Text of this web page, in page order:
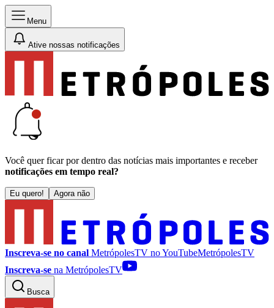
Menu
Ative nossas notificações
Você quer ficar por dentro das notícias mais importantes e receber
notificações em tempo real?
Eu quero! Agora não
Inscreva-se no canal MetrópolesTV noYouTubeMetrópolesTV
Inscreva-se na MetrópolesTV
Busca